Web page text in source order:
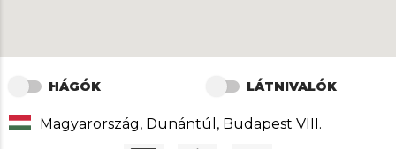
HÁGÓK LÁTNIVALÓK
Magyarország, Dunántúl, Budapest VIII.